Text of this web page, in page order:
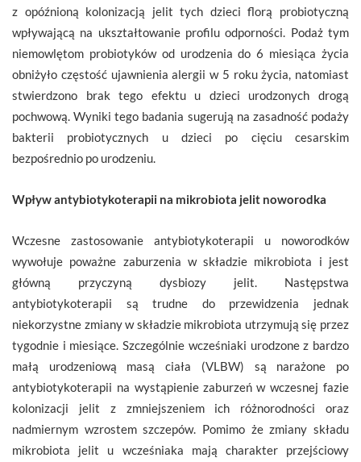
z opóźnioną kolonizacją jelit tych dzieci florą probiotyczną
wpływającą na ukształtowanie profilu odporności. Podaż tym
niemowlętom probiotyków od urodzenia do 6 miesiąca życia
obniżyło częstość ujawnienia alergii w 5 roku życia, natomiast
stwierdzono brak tego efektu u dzieci urodzonych drogą
pochwową. Wyniki tego badania sugerują na zasadność podaży
bakterii probiotycznych u dzieci po cięciu cesarskim
bezpośrednio po urodzeniu.
Wpływ antybiotykoterapii na mikrobiota jelit noworodka
Wczesne zastosowanie antybiotykoterapii u noworodków
wywołuje poważne zaburzenia w składzie mikrobiota i jest
główną przyczyną dysbiozy jelit. Następstwa
antybiotykoterapii są trudne do przewidzenia jednak
niekorzystne zmiany w składzie mikrobiota utrzymują się przez
tygodnie i miesiące. Szczególnie wcześniaki urodzone z bardzo
małą urodzeniową masą ciała (VLBW) są narażone po
antybiotykoterapii na wystąpienie zaburzeń w wczesnej fazie
kolonizacji jelit z zmniejszeniem ich różnorodności oraz
nadmiernym wzrostem szczepów. Pomimo że zmiany składu
mikrobiota jelit u wcześniaka mają charakter przejściowy